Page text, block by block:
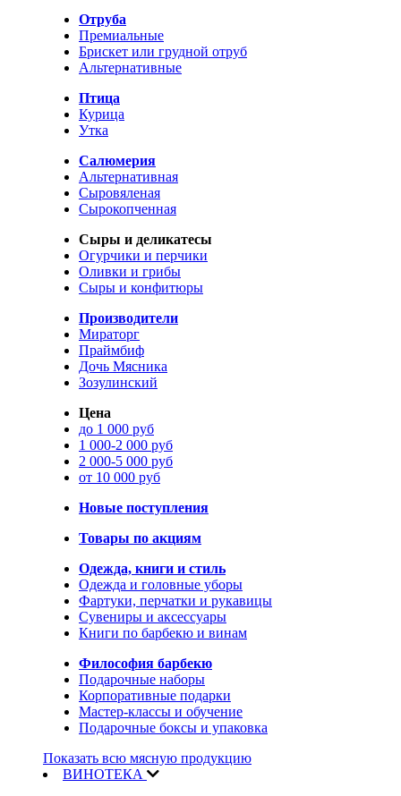
Отруба
Премиальные
Брискет или грудной отруб
Альтернативные
Птица
Курица
Утка
Салюмерия
Альтернативная
Сыровяленая
Сырокопченная
Сыры и деликатесы
Огурчики и перчики
Оливки и грибы
Сыры и конфитюры
Производители
Мираторг
Праймбиф
Дочь Мясника
Зозулинский
Цена
до 1 000 руб
1 000-2 000 руб
2 000-5 000 руб
от 10 000 руб
Новые поступления
Товары по акциям
Одежда, книги и стиль
Одежда и головные уборы
Фартуки, перчатки и рукавицы
Сувениры и аксессуары
Книги по барбекю и винам
Философия барбекю
Подарочные наборы
Корпоративные подарки
Мастер-классы и обучение
Подарочные боксы и упаковка
Показать всю мясную продукцию
ВИНОТЕКА